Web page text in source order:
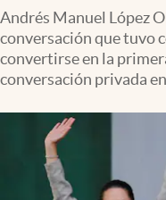
Tv
Clima
abre en nueva pestaña
México
Andrés Manuel López
conversación que tuvo
convertirse en la
conversación privada